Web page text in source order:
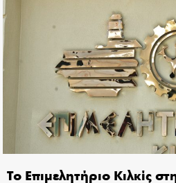
Το Επιμελητήριο Κιλκίς